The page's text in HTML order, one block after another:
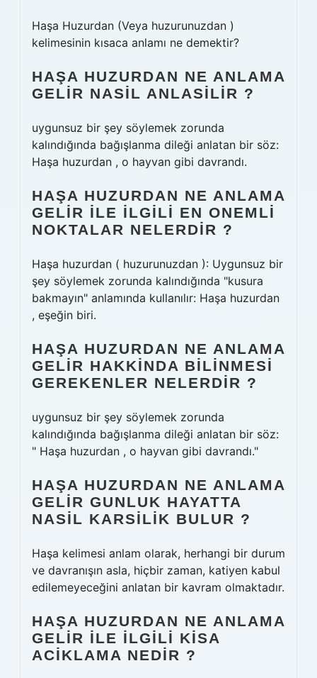
Haşa Huzurdan (Veya huzurunuzdan )
kelimesinin kısaca anlamı ne demektir?
HAŞA HUZURDAN NE ANLAMA
GELIR NASIL ANLASILIR ?
uygunsuz bir şey söylemek zorunda
kalındığında bağışlanma dileği anlatan bir söz:
Haşa huzurdan , o hayvan gibi davrandı.
HAŞA HUZURDAN NE ANLAMA
GELIR ILE ILGILI EN ONEMLI
NOKTALAR NELERDIR ?
Haşa huzurdan ( huzurunuzdan ): Uygunsuz bir
şey söylemek zorunda kalındığında "kusura
bakmayın" anlamında kullanılır: Haşa huzurdan
, eşeğin biri.
HAŞA HUZURDAN NE ANLAMA
GELIR HAKKINDA BILINMESI
GEREKENLER NELERDIR ?
uygunsuz bir şey söylemek zorunda
kalındığında bağışlanma dileği anlatan bir söz:
" Haşa huzurdan , o hayvan gibi davrandı."
HAŞA HUZURDAN NE ANLAMA
GELIR GUNLUK HAYATTA
NASIL KARSILIK BULUR ?
Haşa kelimesi anlam olarak, herhangi bir durum
ve davranışın asla, hiçbir zaman, katiyen kabul
edilemeyeceğini anlatan bir kavram olmaktadır.
HAŞA HUZURDAN NE ANLAMA
GELIR ILE ILGILI KISA
ACIKLAMA NEDIR ?